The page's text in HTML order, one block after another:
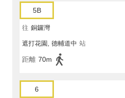
5B
往 銅鑼灣
遮打花園, 德輔道中 站
距離 70m
6